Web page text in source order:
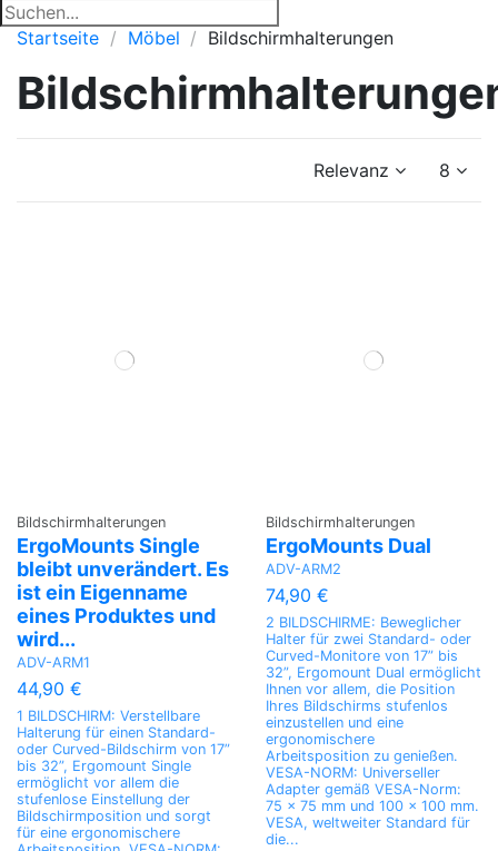
Startseite Möbel Bildschirmhalterungen
Relevanz 8
Bildschirmhalterungen
ErgoMounts Single
bleibt unverändert. Es
ist ein Eigenname
eines Produktes und
wird...
ADV-ARM1
44,90 €
1 BILDSCHIRM: Verstellbare
Halterung für einen Standard-
oder Curved-Bildschirm von 17”
bis 32”, Ergomount Single
ermöglicht vor allem die
stufenlose Einstellung der
Bildschirmposition und sorgt
für eine ergonomischere
Bildschirmhalterungen
ErgoMounts Dual
ADV-ARM2
74,90 €
2 BILDSCHIRME: Beweglicher
Halter für zwei Standard- oder
Curved-Monitore von 17” bis
32”, Ergomount Dual ermöglicht
Ihnen vor allem, die Position
Ihres Bildschirms stufenlos
einzustellen und eine
ergonomischere
Arbeitsposition zu genießen.
VESA-NORM: Universeller
Adapter gemäß VESA-Norm:
75 x 75 mm und 100 x 100 mm.
VESA, weltweiter Standard für
die...